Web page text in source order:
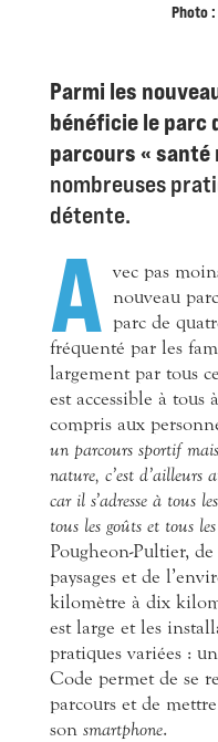
Photo
Parmi les
bénéficie le parc
parcours « santé
nombreuses
détente.
A vec pas
nouveau
parc de
fréquenté par les
largement par tous
est accessible à tous
compris aux
un parcours sportif
nature, c’est d’ailleurs
car il s’adresse à tous
tous les goûts et tous
Pougheon-Pultier,
paysages et de
kilomètre à dix
est large et les
pratiques variées :
Code permet de se
parcours et de
son smartphone.